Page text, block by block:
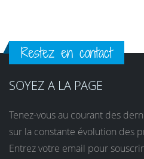
Restez en contact
SOYEZ A LA PAGE
Tenez-vous au courant des
sur la constante évolution des
Entrez votre email pour